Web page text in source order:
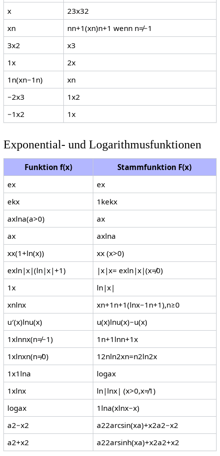
x 23x32
xn nn+1(xn)n+1 wenn n≠−1
3x2 x3
1x 2x
1 n(xn−1 n) xn
−2x3 1x2
−1x2 1x
Exponential- und Logarithmusfunktionen
Funktion f(x) Stammfunktion F(x)
ex ex
ekx 1 kekx
axlna(a>0) ax
ax axlna
xx(1+ln(x)) xx (x>0)
exln|x|(ln|x|+1) |x|x= exln|x|(x≠0)
1x ln|x|
xnlnx xn+1 n+1(lnx−1 n+1),n≥0
u′(x)lnu(x) u(x)lnu(x)−u(x)
1xlnnx(n≠−1) 1 n+1 lnn+1x
1xlnxn(n≠0) 12nln2xn=n2ln2x
1x1 lna logax
1xlnx ln| lnx| (x>0,x≠1)
logax 1 lna(xlnx−x)
a2−x2 a22arcsin(xa)+x2a2−x2
a2+x2 a22arsinh(xa)+x2a2+x2